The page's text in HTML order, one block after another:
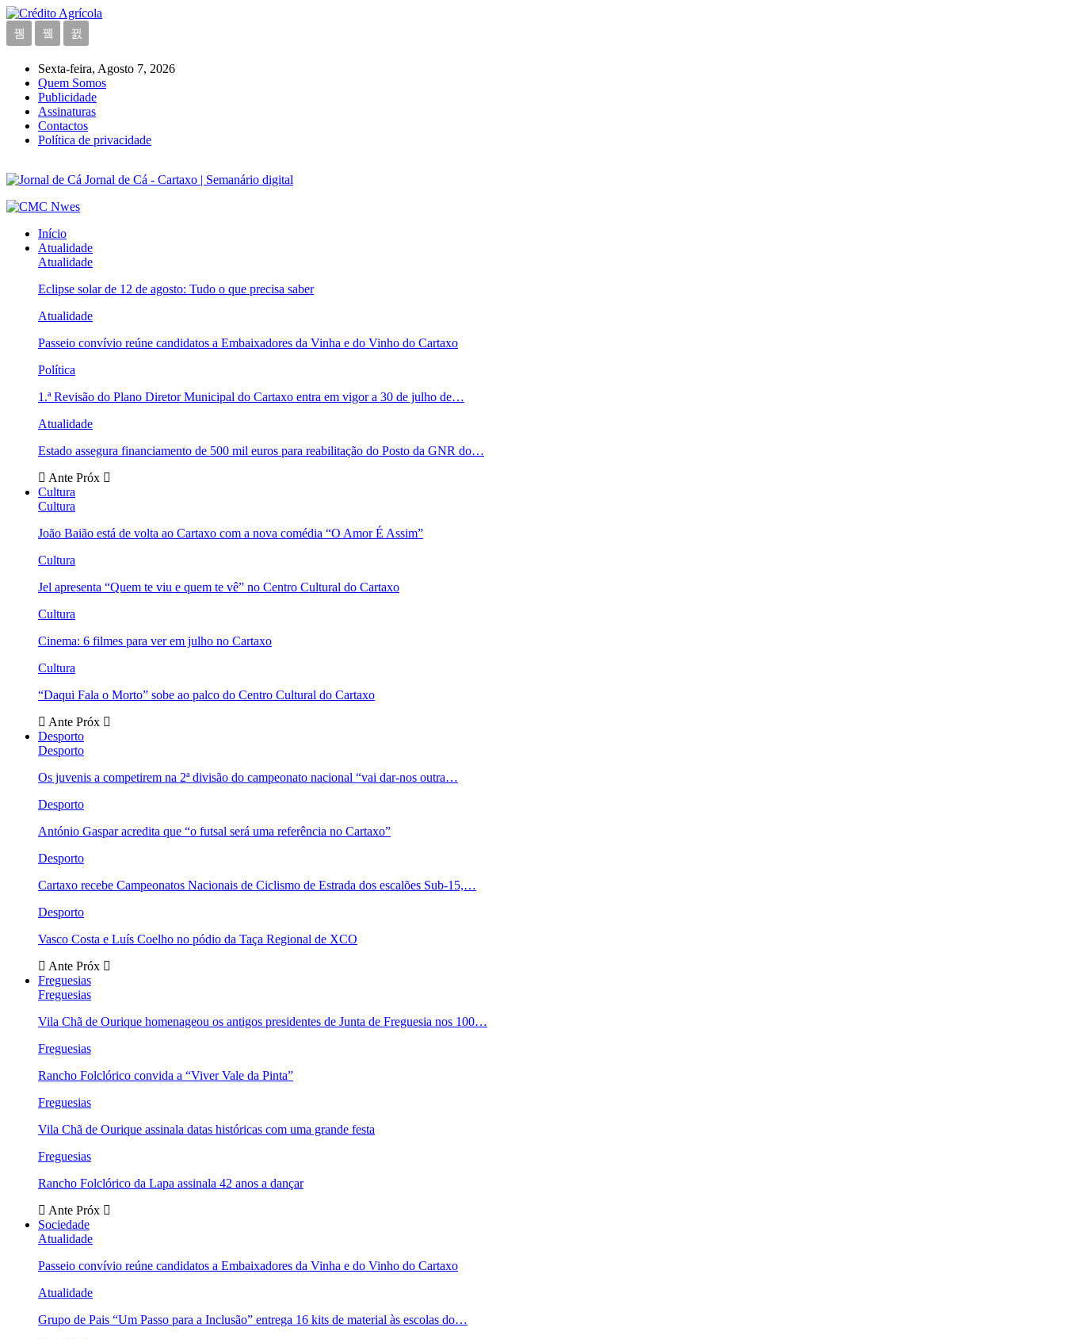
Sexta-feira, Agosto 7, 2026
Quem Somos
Publicidade
Assinaturas
Contactos
Política de privacidade
Jornal de Cá - Cartaxo | Semanário digital
Início
Atualidade
Atualidade
Eclipse solar de 12 de agosto: Tudo o que precisa saber
Atualidade
Passeio convívio reúne candidatos a Embaixadores da Vinha e do Vinho do Cartaxo
Política
1.ª Revisão do Plano Diretor Municipal do Cartaxo entra em vigor a 30 de julho de…
Atualidade
Estado assegura financiamento de 500 mil euros para reabilitação do Posto da GNR do…
Ante Próx
Cultura
Cultura
João Baião está de volta ao Cartaxo com a nova comédia “O Amor É Assim”
Cultura
Jel apresenta “Quem te viu e quem te vê” no Centro Cultural do Cartaxo
Cultura
Cinema: 6 filmes para ver em julho no Cartaxo
Cultura
“Daqui Fala o Morto” sobe ao palco do Centro Cultural do Cartaxo
Ante Próx
Desporto
Desporto
Os juvenis a competirem na 2ª divisão do campeonato nacional “vai dar-nos outra…
Desporto
António Gaspar acredita que “o futsal será uma referência no Cartaxo”
Desporto
Cartaxo recebe Campeonatos Nacionais de Ciclismo de Estrada dos escalões Sub-15,…
Desporto
Vasco Costa e Luís Coelho no pódio da Taça Regional de XCO
Ante Próx
Freguesias
Freguesias
Vila Chã de Ourique homenageou os antigos presidentes de Junta de Freguesia nos 100…
Freguesias
Rancho Folclórico convida a “Viver Vale da Pinta”
Freguesias
Vila Chã de Ourique assinala datas históricas com uma grande festa
Freguesias
Rancho Folclórico da Lapa assinala 42 anos a dançar
Ante Próx
Sociedade
Atualidade
Passeio convívio reúne candidatos a Embaixadores da Vinha e do Vinho do Cartaxo
Atualidade
Grupo de Pais “Um Passo para a Inclusão” entrega 16 kits de material às escolas do…